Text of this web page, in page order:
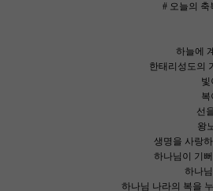
# 오늘의 축
하늘에
한태리성도의
빛
복
선
왕
생명을 사랑
하나님이 기
하나
하나님 나라의 복을